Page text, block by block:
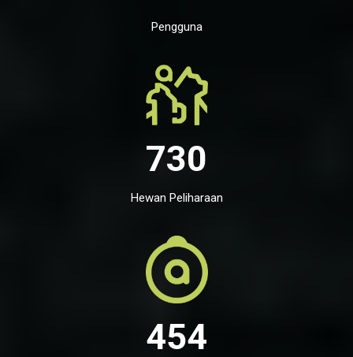
Pengguna
730
Hewan Peliharaan
454